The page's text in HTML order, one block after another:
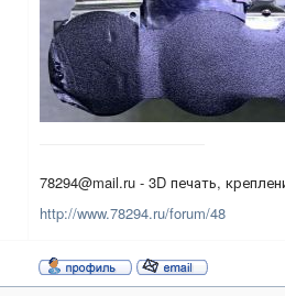
78294@mail.ru - 3D печать,
http://www.78294.ru/forum/48